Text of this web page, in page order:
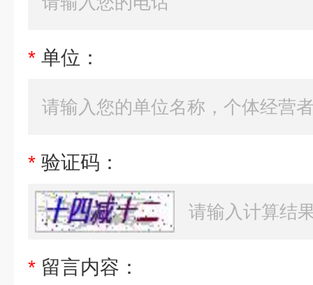
* 单位：
* 验证码：
* 留言内容：